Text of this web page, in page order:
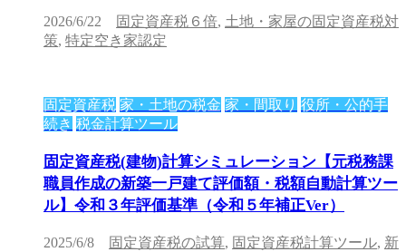
2026/6/22 固定資産税６倍, 土地・家屋の固定資産税対
策, 特定空き家認定
固定資産税 家・土地の税金 家・間取り 役所・公的手
続き 税金計算ツール
固定資産税(建物)計算シミュレーション【元税務課
職員作成の新築一戸建て評価額・税額自動計算ツー
ル】令和３年評価基準（令和５年補正Ver）
2025/6/8 固定資産税の試算, 固定資産税計算ツール, 新